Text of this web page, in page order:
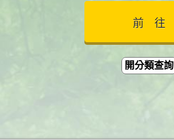
開分類查詢